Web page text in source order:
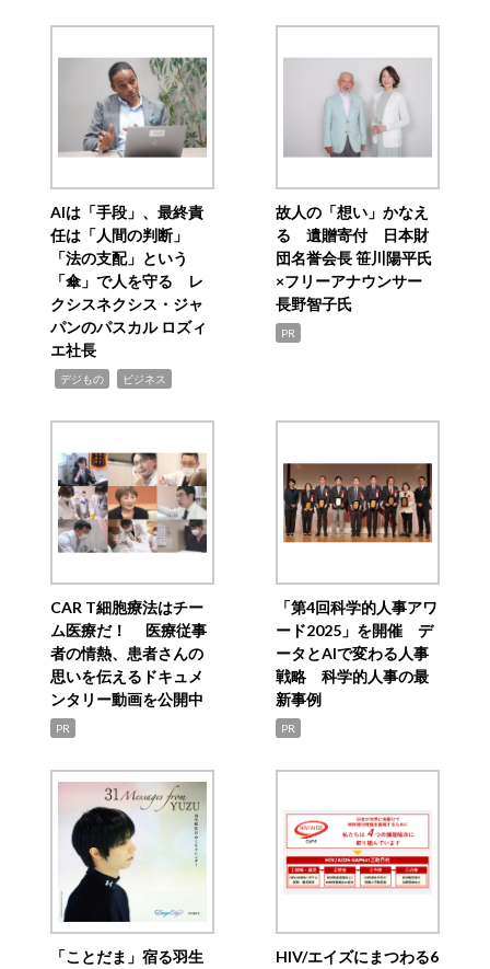
AIは「手段」、最終責
任は「人間の判断」
「法の支配」という
「傘」で人を守る レ
クシスネクシス・ジャ
パンのパスカル ロズィ
エ社長
デジもの ビジネス
故人の「想い」かなえ
る 遺贈寄付 日本財
団名誉会長 笹川陽平氏
×フリーアナウンサー
長野智子氏
PR
CAR T細胞療法はチー
ム医療だ！ 医療従事
者の情熱、患者さんの
思いを伝えるドキュメ
ンタリー動画を公開中
PR
「第4回科学的人事アワ
ード2025」を開催 デ
ータとAIで変わる人事
戦略 科学的人事の最
新事例
PR
「ことだま」宿る羽生
HIV/エイズにまつわる6